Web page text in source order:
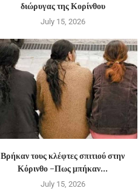
διώρυγας της Κορίνθου
July 15, 2026
Βρήκαν τους κλέφτες σπιτιού στην
Κόρινθο -Πως μπήκαν...
July 15, 2026